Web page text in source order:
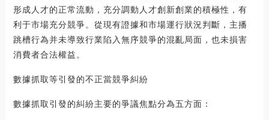
形成人才的正常流動，充分調動人才創新創業的積極性，有
利于市場充分競爭。從現有證據和市場運行狀況判斷，主播
跳槽行為并未導致行業陷入無序競爭的混亂局面，也未損害
消費者合法權益。
數據抓取等引發的不正當競爭糾紛
數據抓取引發的糾紛主要的爭議焦點分為五方面：